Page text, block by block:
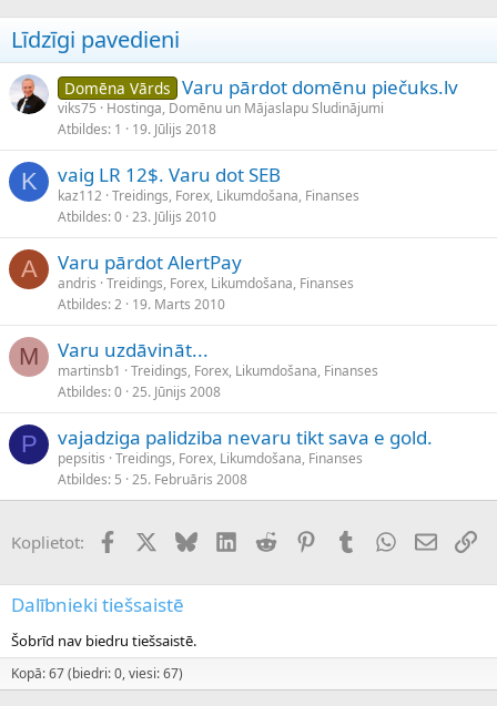
Līdzīgi pavedieni
Domēna Vārds Varu pārdot domēnu piečuks.lv
viks75
Hostinga, Domēnu un Mājaslapu Sludinājumi
Atbildes 1 19. Jūlijs 2018
K vaig LR 12$. Varu dot SEB
kaz112 Treidings, Forex, Likumdošana, Finanses
Atbildes 0 23. Jūlijs 2010
A Varu pārdot AlertPay
andris Treidings, Forex, Likumdošana, Finanses
Atbildes 2 19. Marts 2010
M Varu uzdāvināt...
martinsb1
Treidings, Forex, Likumdošana, Finanses
Atbildes 0 25. Jūnijs 2008
P vajadziga palidziba nevaru tikt sava e gold.
pepsitis Treidings, Forex, Likumdošana, Finanses
Atbildes 5 25. Februāris 2008
Koplietot: FacebookX (Twitter)
BlueskyLinkedInReddit PinterestTumblrWhatsApp
E-pasts
Dalībnieki tiešsaistē
Šobrīd nav biedru tiešsaistē.
Kopā: 67 (biedri: 0, viesi: 67)